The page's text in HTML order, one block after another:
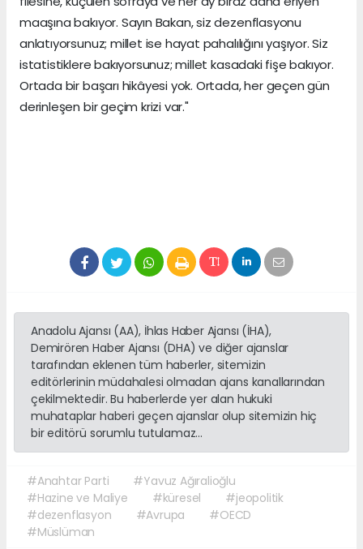
maaşına bakıyor. Sayın Bakan, siz dezenflasyonu
anlatıyorsunuz; millet ise hayat pahalılığını yaşıyor. Siz
istatistiklere bakıyorsunuz; millet kasadaki fişe bakıyor.
Ortada bir başarı hikâyesi yok. Ortada, her geçen gün
derinleşen bir geçim krizi var."
Anadolu Ajansı (AA), İhlas Haber Ajansı (İHA),
Demirören Haber Ajansı (DHA) ve diğer ajanslar
tarafından eklenen tüm haberler, sitemizin
editörlerinin müdahalesi olmadan ajans kanallarından
çekilmektedir. Bu haberlerde yer alan hukuki
muhataplar haberi geçen ajanslar olup sitemizin hiç
bir editörü sorumlu tutulamaz...
#Anahtar Parti
#Yavuz Ağıralioğlu
#Hazine ve Maliye
#küresel
#jeopolitik
#dezenflasyon
#Avrupa
#OECD
#Müslüman